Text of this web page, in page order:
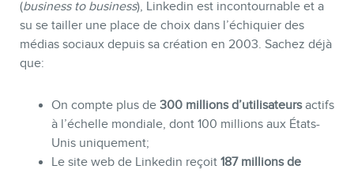
(business to business), Linkedin est incontournable et a
su se tailler une place de choix dans l’échiquier des
médias sociaux depuis sa création en 2003. Sachez déjà
que:
On compte plus de 300 millions d’utilisateursactifs
à l’échelle mondiale, dont 100 millions aux États-
Unis uniquement;
Le site web de Linkedin reçoit 187 millions de